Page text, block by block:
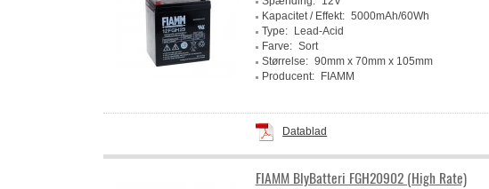
Kapacitet / Effekt: 5000mAh/60Wh
Type:
Lead-Acid
Farve: Sort
Størrelse: 90mm x 70mm x 105mm
Producent:
FIAMM
Datablad
FIAMM BlyBatteri FGH20902 (High Rate)